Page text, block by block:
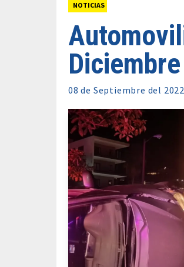
NOTICIAS
Diciembre
08 de Septiembre del 2022